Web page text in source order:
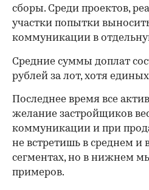
сборы. Среди проектов,
участки попытки
коммуникации в
Средние суммы доплат
рублей за лот, хотя
Последнее время все
желание застройщиков
коммуникации и при
не встретишь в среднем и
сегментах, но в нижнем
примеров.